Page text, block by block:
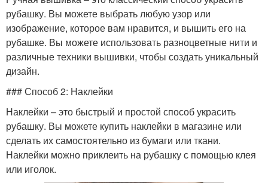
Геометрические
Украшения с
Рецепты для украшений Украшения из ткани
рубашку. Вы можете выбрать любую узор или
изображение, которое вам нравится, и вышить его на
рубашке. Вы можете использовать разноцветные нити и
различные техники вышивки, чтобы создать уникальный
дизайн.
### Способ 2: Наклейки
Наклейки – это быстрый и простой способ украсить
рубашку. Вы можете купить наклейки в магазине или
сделать их самостоятельно из бумаги или ткани.
Наклейки можно приклеить на рубашку с помощью клея
или иголок.